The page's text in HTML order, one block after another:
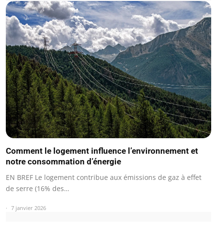
Comment le logement influence l’environnement et
notre consommation d’énergie
EN BREF Le logement contribue aux émissions de gaz à effet
de serre (16% des…
7 janvier 2026